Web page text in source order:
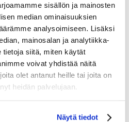
sisällön ja mainosten
median ominaisuuksien
analysoimiseen. Lisäksi
mainosalan ja analytiikka-
tietoja siitä, miten käytät
voivat yhdistää näitä
olet antanut heille tai joita on
heidän palvelujaan.
Näytä tiedot
CLOUD TECH vaahtomuovi
suojattuna pelin iskuilta.
suunniteltu tuntumaan kuin osa
anatomisen muotoilun ja
sinua pysymään ketteränä ja
laukauksessa ja syötössä